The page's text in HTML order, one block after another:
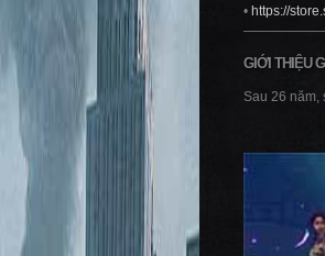
• https://
GIỚI THIỆU
Sau 26 năm,